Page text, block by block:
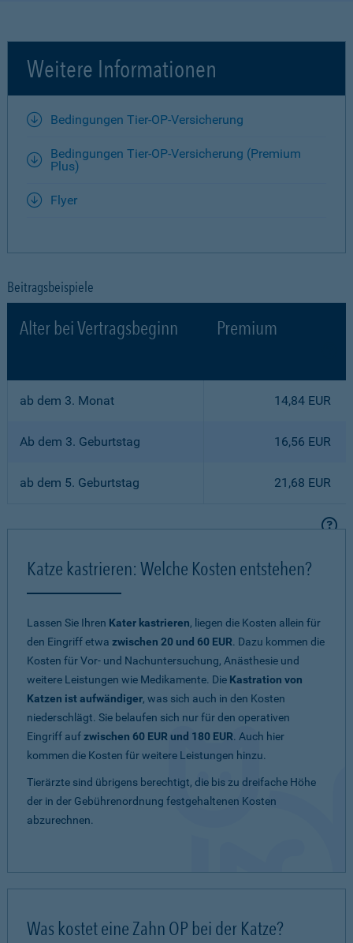
Weitere Informationen
Bedingungen Tier-OP-Versicherung
Bedingungen Tier-OP-Versicherung (Premium
Plus)
Flyer
Beitragsbeispiele
Alter bei Vertragsbeginn Premium
ab dem 3. Monat 14,84 EUR
Ab dem 3. Geburtstag 16,56 EUR
ab dem 5. Geburtstag 21,68 EUR
Katze kastrieren: Welche Kosten entstehen?
Lassen Sie Ihren Kater kastrieren, liegen die Kosten allein für
den Eingriff etwa zwischen 20 und 60 EUR. Dazu kommen die
Kosten für Vor- und Nachuntersuchung, Anästhesie und
weitere Leistungen wie Medikamente. Die Kastration von
Katzen ist aufwändiger, was sich auch in den Kosten
niederschlägt. Sie belaufen sich nur für den operativen
Eingriff aufzwischen 60 EUR und 180 EUR. Auch hier
kommen die Kosten für weitere Leistungen hinzu.
Tierärzte sind übrigens berechtigt, die bis zu dreifache Höhe
der in der Gebührenordnung festgehaltenen Kosten
abzurechnen.
Was kostet eine Zahn OP bei der Katze?